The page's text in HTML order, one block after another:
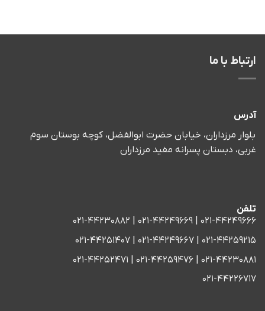
ارتباط با ما
آدرس
بلوار مرزداران، خیابان حضرت ابوالفضل، کوچه بوستان سوم
غربی، دبستان پسرانه مفید مرزداران
تلفن
021-44249666 | 021-44249669 | 021-44230882
021-44259215 | 021-44249667 | 021-44251407
021-44230881 | 021-44259476 | 021-44252471
021-44226717